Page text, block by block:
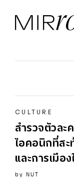
CULTURE
สำรวจตัวละ
ไอคอนิกที่ส
และการเมือ
by NUT